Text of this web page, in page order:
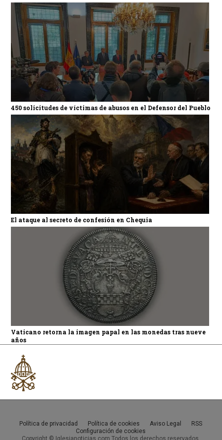
450 solicitudes de víctimas de abusos en el Defensor del Pueblo
El ataque al secreto de confesión en Chequia
Vaticano retorna la imagen papal en las monedas tras nueve
años
Política de privacidad Política de cookies Aviso Legal
RSS
Configuración de cookies
Copyright © Iglesianoticias.com Todos los derechos reservados.